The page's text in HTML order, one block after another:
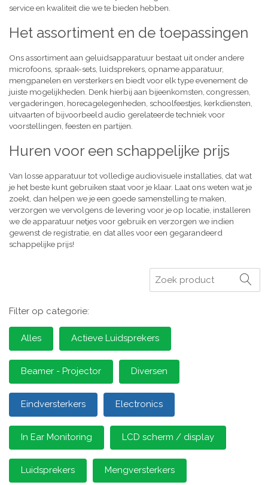
service en kwaliteit die we te bieden hebben.
Het assortiment en de toepassingen
Ons assortiment aan geluidsapparatuur bestaat uit onder andere
microfoons, spraak-sets, luidsprekers, opname apparatuur,
mengpanelen en versterkers en biedt voor elk type evenement de
juiste mogelijkheden. Denk hierbij aan bijeenkomsten, congressen,
vergaderingen, horecagelegenheden, schoolfeestjes, kerkdiensten,
uitvaarten of bijvoorbeeld audio gerelateerde techniek voor
voorstellingen, feesten en partijen.
Huren voor een schappelijke prijs
Van losse apparatuur tot volledige audiovisuele installaties, dat wat
je het beste kunt gebruiken staat voor je klaar. Laat ons weten wat je
zoekt, dan helpen we je een goede samenstelling te maken,
verzorgen we vervolgens de levering voor je op locatie, installeren
we de apparatuur netjes voor gebruik en verzorgen we indien
gewenst de registratie, en dat alles voor een gegarandeerd
schappelijke prijs!
Zoeken
Filter op categorie:
Alles Actieve Luidsprekers
Beamer - Projector Diversen
Eindversterkers Electronics
In Ear Monitoring LCD scherm / display
Luidsprekers Mengversterkers